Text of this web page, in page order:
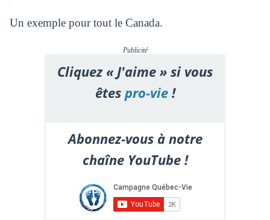
Un exemple pour tout le Canada.
Publicité
Cliquez « J'aime » si vous
êtespro-vie!
Abonnez-vous à notre
chaîne YouTube !